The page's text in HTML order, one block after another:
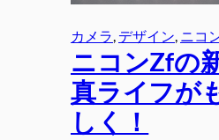
カメラ デザイン ニコ
ニコンZfの
真ライフが
しく！